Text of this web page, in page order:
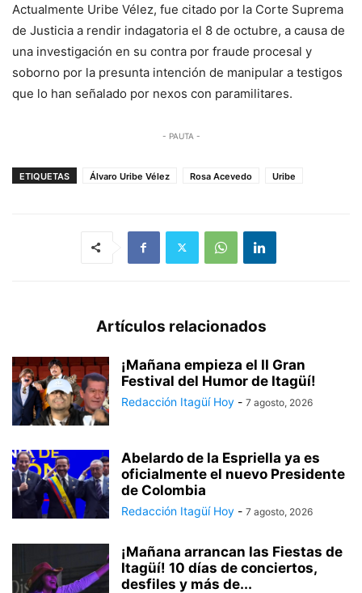
Actualmente Uribe Vélez, fue citado por la Corte Suprema
de Justicia a rendir indagatoria el 8 de octubre, a causa de
una investigación en su contra por fraude procesal y
soborno por la presunta intención de manipular a testigos
que lo han señalado por nexos con paramilitares.
- PAUTA -
ETIQUETAS Álvaro Uribe Vélez Rosa Acevedo Uribe
Artículos relacionados
¡Mañana empieza el II Gran
Festival del Humor de Itagüí!
Redacción Itagüí Hoy - 7 agosto, 2026
Abelardo de la Espriella ya es
oficialmente el nuevo Presidente
de Colombia
Redacción Itagüí Hoy - 7 agosto, 2026
¡Mañana arrancan las Fiestas de
Itagüí! 10 días de conciertos,
desfiles y más de...